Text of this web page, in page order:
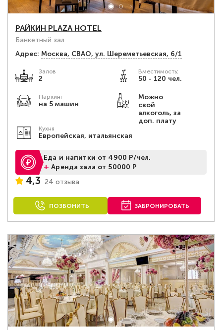
РАЙКИН PLAZA HOTEL
Банкетный зал
Адрес: Москва, СВАО, ул. Шереметьевская, 6/1
Залов
2
Вместимость:
50 - 120 чел.
Паркинг
на 5 машин
Можно
свой
алкоголь, за
доп. плату
Кухня
Европейская, итальянская
Еда и напитки от 4900 Р/чел.
+Аренда зала от 50000 Р
4,3 24 отзыва
ПОЗВОНИТЬ ЗАБРОНИРОВАТЬ